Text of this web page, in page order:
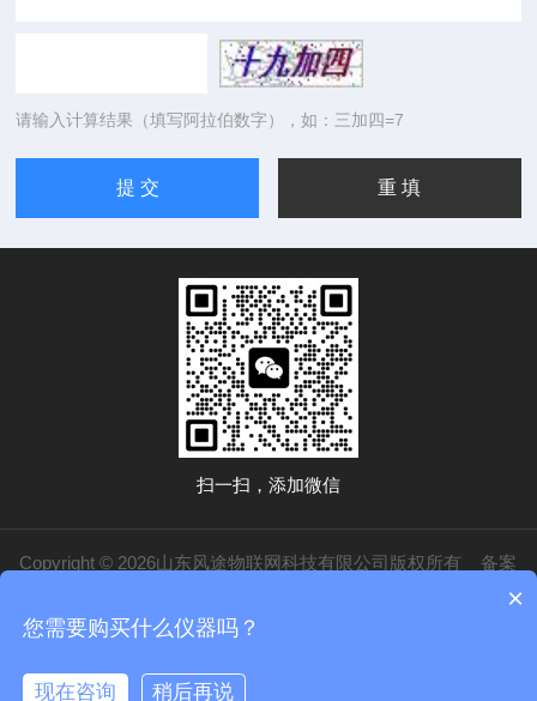
请输入计算结果（填写阿拉伯数字），如：三加四=7
扫一扫，添加微信
Copyright © 2026山东风途物联网科技有限公司版权所有 备案
技术支持：化工仪器网
鲁公网安备37079402370840
×
您需要购买什么仪器吗？
现在咨询 稍后再说